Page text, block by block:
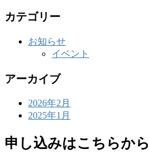
カテゴリー
お知らせ
イベント
アーカイブ
2026年2月
2025年1月
申し込みはこちらから